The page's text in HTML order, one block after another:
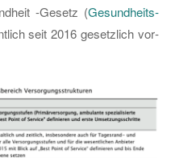
-Ge­setz (Ge­sund­heits­
seit 2016 ge­setz­lich vor­